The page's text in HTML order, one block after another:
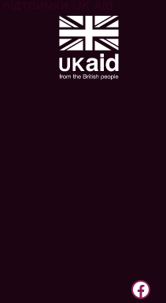
Крок до праці | Facebook